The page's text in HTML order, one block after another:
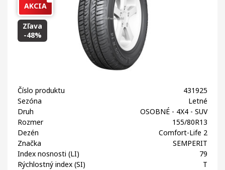
AKCIA
Zľava
-48%
Číslo produktu
431925
Sezóna
Letné
Druh
OSOBNÉ - 4X4 - SUV
Rozmer
155/80R13
Dezén
Comfort-Life 2
Značka
SEMPERIT
Index nosnosti (LI)
79
Rýchlostný index (SI)
T